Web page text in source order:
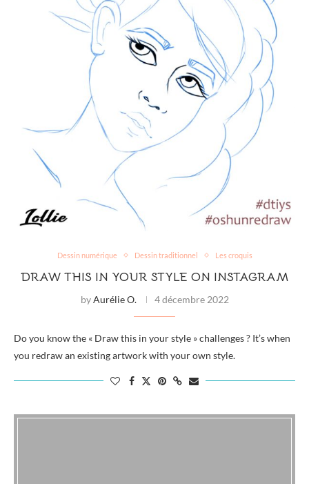
Dessin numérique Dessin traditionnel Les croquis
DRAW THIS IN YOUR STYLE ON INSTAGRAM
byAurélie O. 4 décembre 2022
Do you know the « Draw this in your style » challenges ? It’s when
you redraw an existing artwork with your own style.